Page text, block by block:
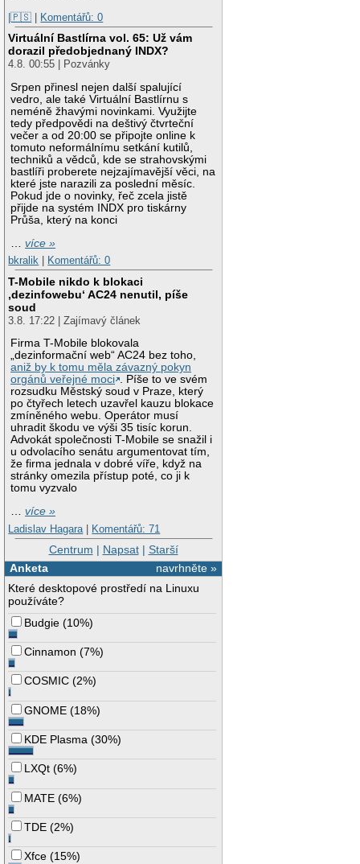
|🇵🇸 | Komentářů: 0
Virtuální Bastlírna vol. 65: Už vám
dorazil předobjednaný INDX?
4.8. 00:55 | Pozvánky
Srpen přinesl nejen další spalující
vedro, ale také Virtuální Bastlírnu s
neméně žhavými novinkami. Využijte
tedy předpovědi na deštivý čtvrteční
večer a od 20:00 se připojte online k
tomuto neformálnímu setkání kutilů,
techniků a vědců, kde se strahovskými
bastlíři proberete nejzajímavější věci, na
které jste narazili za poslední měsíc.
Pokud jde o novinky, řeč zcela jistě
přijde na systém INDX pro tiskárny
Průša, který na konci
…více »
bkralik
Komentářů: 0
T-Mobile nikdo k blokaci
‚dezinfowebu‘ AC24 nenutil, píše
soud
3.8. 17:22 | Zajímavý článek
Firma T-Mobile blokovala
„dezinformační web“ AC24 bez toho,
aniž by k tomu měla závazný pokyn
orgánů veřejné moci . Píše to ve svém
rozsudku Městský soud v Praze, který
po čtyřech letech uzavřel kauzu blokace
zmíněného webu. Operátor musí
uhradit škodu ve výši 35 tisíc korun.
Advokát společnosti T-Mobile se snažil i
u odvolacího senátu argumentovat tím,
že firma jednala v dobré víře, když na
stránky omezila přístup poté, co ji k
tomu vyzvalo
…více »
Ladislav Hagara | Komentářů: 71
Centrum | Napsat| Starší
navrhněte »
Anketa
Které desktopové prostředí na Linuxu
používáte?
Budgie (10%)
Cinnamon (7%)
COSMIC (2%)
GNOME (18%)
KDE Plasma (30%)
LXQt (6%)
MATE (6%)
TDE (2%)
Xfce (15%)